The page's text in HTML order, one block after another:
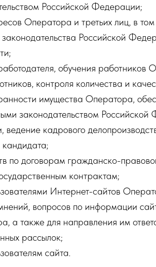
Российской Федерации;
Оператора и третьих лиц, в
Российской
обучения работников
контроля количества и
имущества Оператора,
законодательством
кадрового
по договорам гражданско-
контрактам;
Интернет-сайтов
вопросов по информации
а также для направления им
рассылок;
сайта.